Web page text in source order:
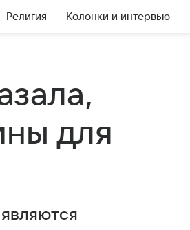
Религия Колонки и интервью
для